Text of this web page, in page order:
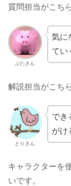
質問担当がこち
ぶたさん
気に
てい
解説担当がこち
とりさん
でき
がけ
キャラクターを
いです。